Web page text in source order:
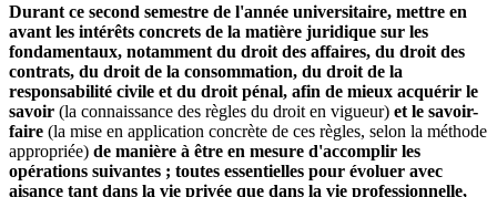
Durant ce second semestre de l'année universitaire, mettre en
avant les intérêts concrets de la matière juridique sur les
fondamentaux, notamment du droit des affaires, du droit des
contrats, du droit de la consommation, du droit de la
responsabilité civile et du droit pénal, afin de mieux acquérir le
savoir (la connaissance des règles du droit en vigueur) et le savoir-
faire (la mise en application concrète de ces règles, selon la méthode
appropriée) de manière à être en mesure d'accomplir les
opérations suivantes ; toutes essentielles pour évoluer avec
aisance tant dans la vie privée que dans la vie professionnelle,